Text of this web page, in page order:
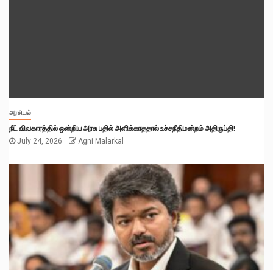
அரசியல்
நீட் விவகாரத்தில் ஒன்றிய அரசு பதில் அளிக்காததால் உச்சநீதிமன்றம் அதிருப்தி!
July 24, 2026
Agni Malarkal